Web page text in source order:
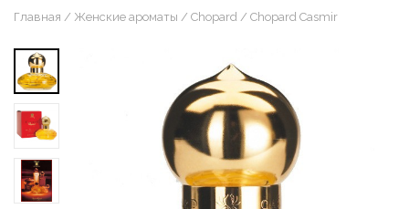
Главная Женские ароматы Chopard Chopard Casmir